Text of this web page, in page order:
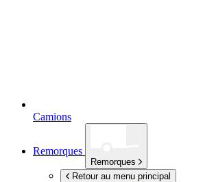
Camions
Remorques
Remorques
Retour au menu principal